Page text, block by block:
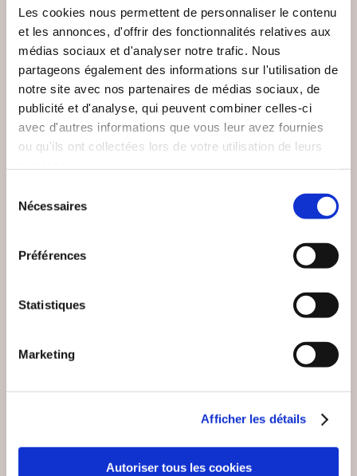
Les cookies nous permettent de personnaliser le contenu
et les annonces, d'offrir des fonctionnalités relatives aux
médias sociaux et d'analyser notre trafic. Nous
partageons également des informations sur l'utilisation de
notre site avec nos partenaires de médias sociaux, de
publicité et d'analyse, qui peuvent combiner celles-ci
avec d'autres informations que vous leur avez fournies
ou qu'ils ont collectées lors de votre utilisation de leurs
Nécessaires
Préférences
Statistiques
Marketing
Afficher les détails
Autoriser tous les cookies
INTRUSION
(0 avis)
Walter BAUD
NEW